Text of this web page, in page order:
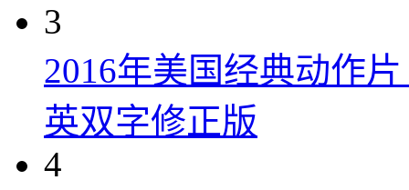
3
2016年美国经典动作
英双字修正版
4